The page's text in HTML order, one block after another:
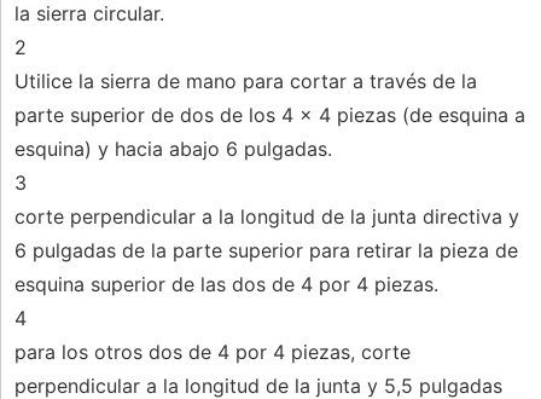
la sierra circular.
2
Utilice la sierra de mano para cortar a través de la
parte superior de dos de los 4 x 4 piezas (de esquina a
esquina) y hacia abajo 6 pulgadas.
3
corte perpendicular a la longitud de la junta directiva y
6 pulgadas de la parte superior para retirar la pieza de
esquina superior de las dos de 4 por 4 piezas.
4
para los otros dos de 4 por 4 piezas, corte
perpendicular a la longitud de la junta y 5,5 pulgadas